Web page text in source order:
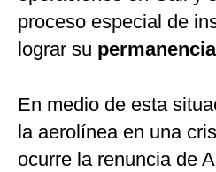
proceso especial de
lograr su
En medio de esta
la aerolínea en una
ocurre la renuncia de